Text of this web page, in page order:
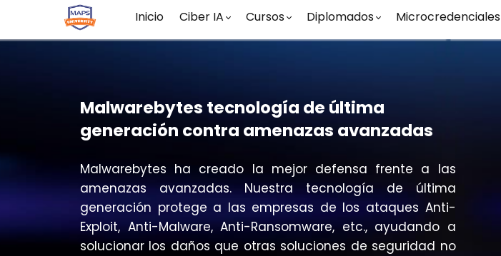
Inicio Ciber IA Cursos Diplomados Microcredenciales
Malwarebytes tecnología de última
generación contra amenazas avanzadas
Malwarebytes ha creado la mejor defensa frente a las
amenazas avanzadas. Nuestra tecnología de última
generación protege a las empresas de los ataques Anti-
Exploit, Anti-Malware, Anti-Ransomware, etc., ayudando a
solucionar los daños que otras soluciones de seguridad no